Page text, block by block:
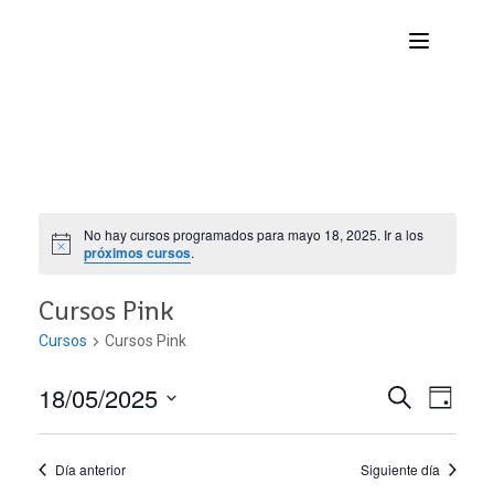
No hay cursos programados para mayo 18, 2025. Ir a los
próximos cursos.
Cursos Pink
Cursos Cursos Pink
de
BUSCAR
de
DÍA
18/05/2025
Día anterior Siguiente día